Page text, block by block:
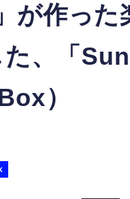
が作っ
、「
）